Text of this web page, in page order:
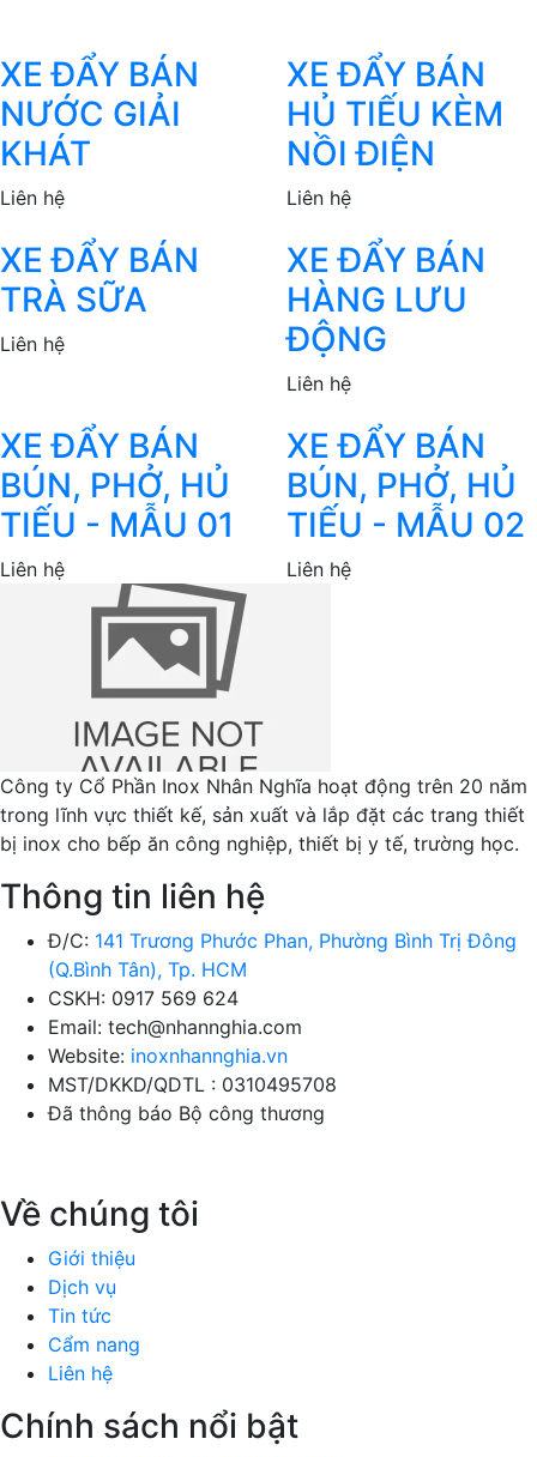
XE ĐẨY BÁN
NƯỚC GIẢI
KHÁT
Liên hệ
XE ĐẨY BÁN
HỦ TIẾU KÈM
NỒI ĐIỆN
Liên hệ
XE ĐẨY BÁN
TRÀ SỮA
Liên hệ
XE ĐẨY BÁN
HÀNG LƯU
ĐỘNG
Liên hệ
XE ĐẨY BÁN
BÚN, PHỞ, HỦ
TIẾU - MẪU 01
Liên hệ
XE ĐẨY BÁN
BÚN, PHỞ, HỦ
TIẾU - MẪU 02
Liên hệ
Công ty Cổ Phần Inox Nhân Nghĩa hoạt động trên 20 năm
trong lĩnh vực thiết kế, sản xuất và lắp đặt các trang thiết
bị inox cho bếp ăn công nghiệp, thiết bị y tế, trường học.
Thông tin liên hệ
Đ/C: 141 Trương Phước Phan, Phường Bình Trị Đông
(Q.Bình Tân), Tp. HCM
CSKH: 0917 569 624
Email: tech@nhannghia.com
Website: inoxnhannghia.vn
MST/DKKD/QDTL : 0310495708
Đã thông báo Bộ công thương
Về chúng tôi
Giới thiệu
Dịch vụ
Tin tức
Cẩm nang
Liên hệ
Chính sách nổi bật